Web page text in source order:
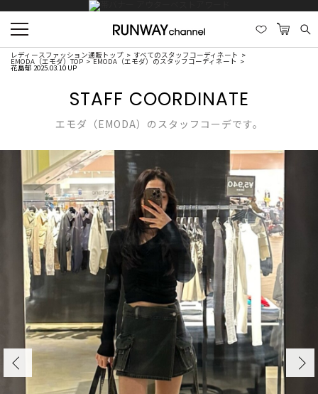
レディースファッション通販トップ すべてのスタッフコーディネート
EMODA（エモダ）TOP EMODA（エモダ）のスタッフコーディネート
花島郁 2025.03.10 UP
STAFF COORDINATE
エモダ（EMODA）のスタッフコーデです。